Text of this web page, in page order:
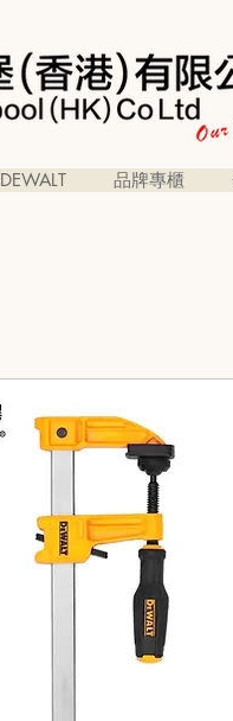
DEWALT 品牌專櫃